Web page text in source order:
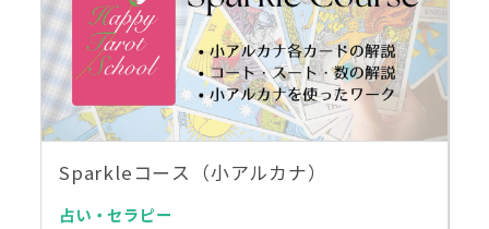
Sparkleコース（小アルカナ）
占い・セラピー